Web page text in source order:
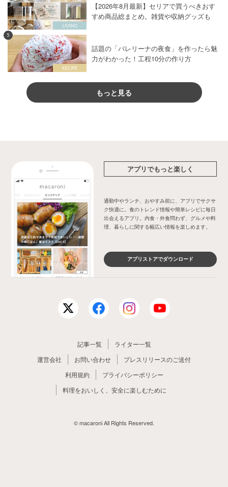
【2026年8月最新】セリアで買うべきおす
すめ商品総まとめ。雑貨や収納グッズも
5
話題の「バレリーナの夜食」を作ったら魅
力がわかった！工程10分の作り方
もっと見る
アプリでもっと楽しく
通勤中やランチ、おやすみ前に、アプリでサクサ
ク快適に。食のトレンド情報や簡単レシピに毎日
出会えるアプリ。内食・外食問わず、グルメや料
理、暮らしに関する幅広い情報を楽しめます。
アプリストアでダウンロード
記事一覧
ライター一覧
運営会社
お問い合わせ
プレスリリースのご送付
利用規約
プライバシーポリシー
料理をおいしく、安全に楽しむために
© macaroni All Rights Reserved.